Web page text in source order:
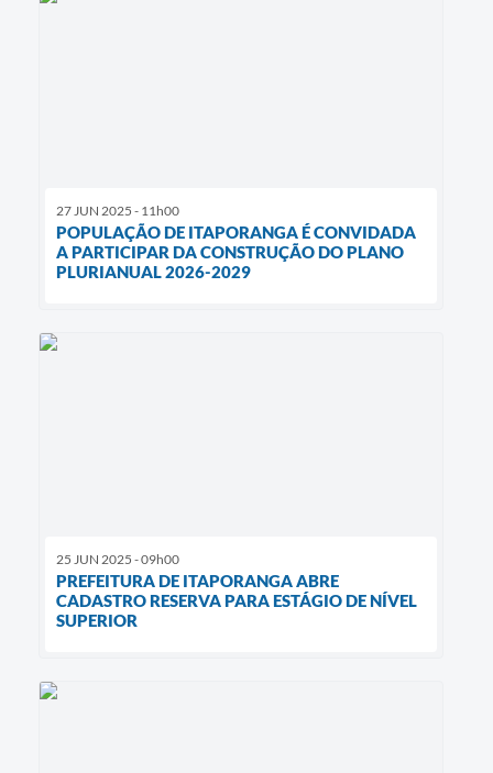
27 JUN 2025 - 11h00
POPULAÇÃO DE ITAPORANGA É CONVIDADA
A PARTICIPAR DA CONSTRUÇÃO DO PLANO
PLURIANUAL 2026-2029
25 JUN 2025 - 09h00
PREFEITURA DE ITAPORANGA ABRE
CADASTRO RESERVA PARA ESTÁGIO DE NÍVEL
SUPERIOR